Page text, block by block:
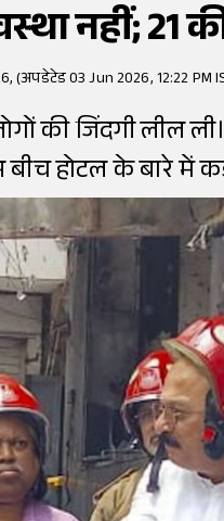
नहीं;
(अपडेटेड 03 Jun 2026, 12:22 PM
की जिंदगी लील
होटल के बारे में